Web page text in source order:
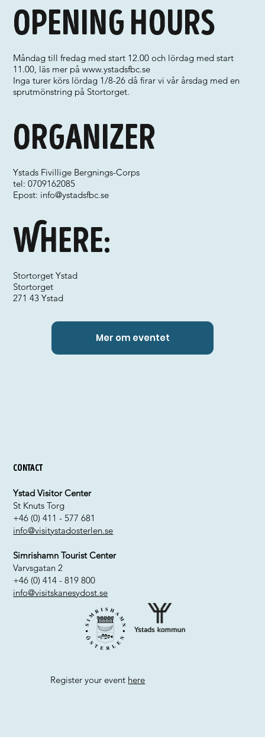
Where:
Organizer
Ystads Fivillige Bergnings-Corps
tel: 0709162085
Epost: info@ystadsfbc.se
Stortorget Ystad
Stortorget
271 43 Ystad
Opening hours
Måndag till fredag med start 12.00 och lördag med start
11.00, läs mer påwww.ystadsfbc.se
Inga turer körs lördag 1/8-26 då firar vi vår årsdag med en
sprutmönstring på Stortorget.
Mer om eventet
Contact
Ystad Visitor Center
St Knuts Torg
+46 (0) 411 - 577 681
info@visitystadosterlen.se
Simrishamn Tourist Center
Varvsgatan 2
+46 (0) 414 - 819 800
info@visitskanesydost.se
Register your event here